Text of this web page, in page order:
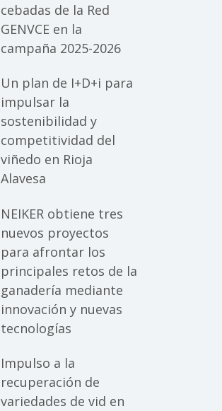
cebadas de la Red
GENVCE en la
campaña 2025-2026
Un plan de I+D+i para
impulsar la
sostenibilidad y
competitividad del
viñedo en Rioja
Alavesa
NEIKER obtiene tres
nuevos proyectos
para afrontar los
principales retos de la
ganadería mediante
innovación y nuevas
tecnologías
Impulso a la
recuperación de
variedades de vid en